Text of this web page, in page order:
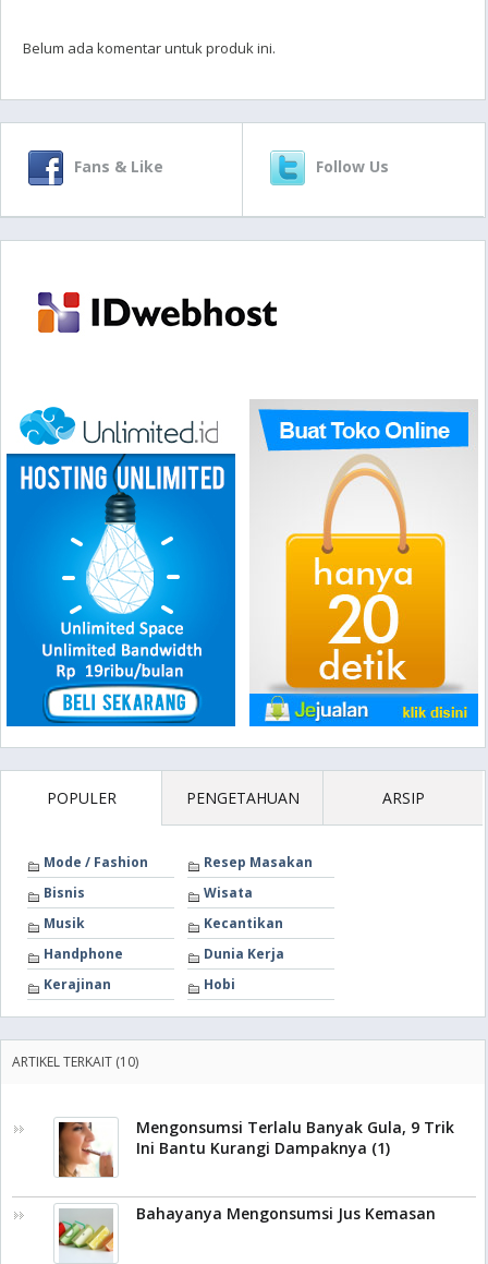
Belum ada komentar untuk produk ini.
Fans & Like Follow Us
POPULER PENGETAHUAN ARSIP
Mode / Fashion
Resep Masakan
Bisnis
Wisata
Musik
Kecantikan
Handphone
Dunia Kerja
Kerajinan
Hobi
ARTIKEL TERKAIT (10)
Mengonsumsi Terlalu Banyak Gula, 9 Trik
Ini Bantu Kurangi Dampaknya (1)
Bahayanya Mengonsumsi Jus Kemasan